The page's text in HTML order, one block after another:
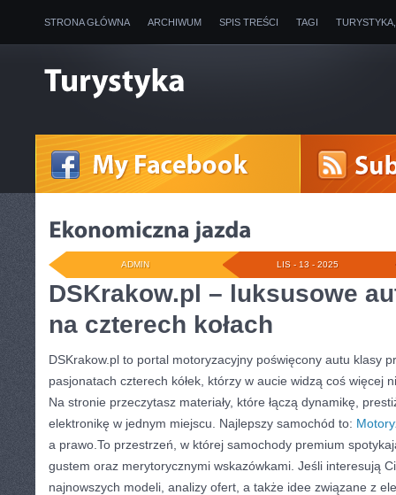
STRONA GŁÓWNA ARCHIWUM SPIS TREŚCI TAGI
LIS - 13 - 2025
ADMIN
DSKrakow.pl – luksusowe
na czterech kołach
DSKrakow.pl to portal motoryzacyjny poświęcony autu klasy
pasjonatach czterech kółek, którzy w aucie widzą coś więcej
Na stronie przeczytasz materiały, które łączą dynamikę,
elektronikę w jednym miejscu. Najlepszy samochód to:
a prawo.To przestrzeń, w której samochody premium
gustem oraz merytorycznymi wskazówkami. Jeśli interesują
najnowszych modeli, analizy ofert, a także idee związane z